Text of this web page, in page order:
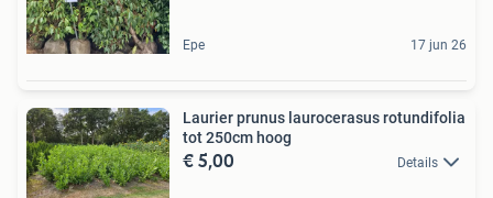
Epe 17 jun 26
Laurier prunus laurocerasus rotundifolia
tot 250cm hoog
€ 5,00 Details